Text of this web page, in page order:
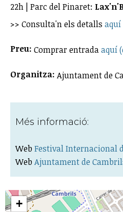
22h | Parc del Pinaret:
>> Consulta'n els detalls aquí
Preu: Comprar entradaaquí
Organitza: Ajuntament de
Més informació:
Web Festival Internacional
Web Ajuntament de
+